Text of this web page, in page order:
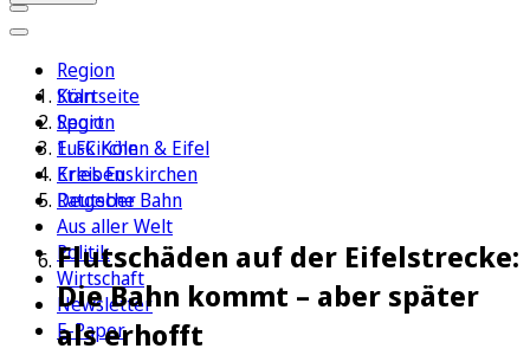
Region
Köln
Sport
1. FC Köln
Erleben
Ratgeber
Aus aller Welt
Politik
Wirtschaft
Newsletter
E-Paper
Startseite
Region
Euskirchen & Eifel
Kreis Euskirchen
Deutsche Bahn
Flutschäden auf der Eifelstrecke:
Die Bahn kommt – aber später
als erhofft